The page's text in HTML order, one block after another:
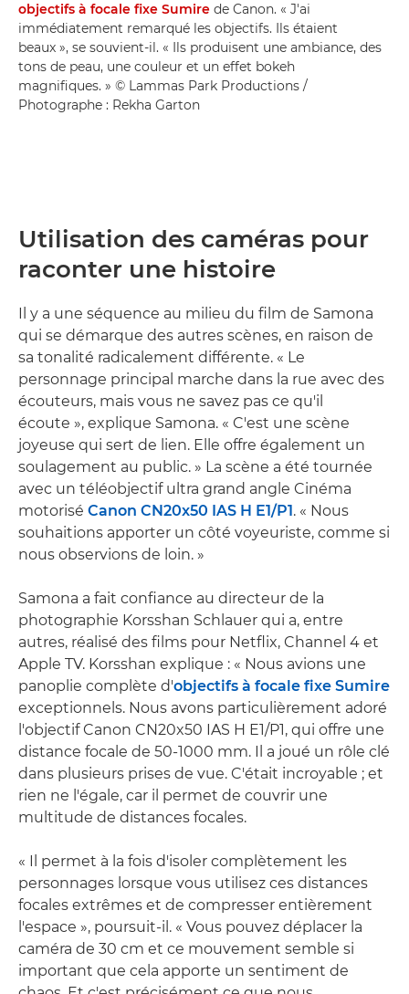
objectifs à focale fixe Sumire de Canon. « J'ai
immédiatement remarqué les objectifs. Ils étaient
beaux », se souvient-il. « Ils produisent une ambiance, des
tons de peau, une couleur et un effet bokeh
magnifiques. » © Lammas Park Productions /
Photographe : Rekha Garton
Utilisation des caméras pour
raconter une histoire
Il y a une séquence au milieu du film de Samona
qui se démarque des autres scènes, en raison de
sa tonalité radicalement différente. « Le
personnage principal marche dans la rue avec des
écouteurs, mais vous ne savez pas ce qu'il
écoute », explique Samona. « C'est une scène
joyeuse qui sert de lien. Elle offre également un
soulagement au public. » La scène a été tournée
avec un téléobjectif ultra grand angle Cinéma
motorisé Canon CN20x50 IAS H E1/P1 . « Nous
souhaitions apporter un côté voyeuriste, comme si
nous observions de loin. »
Samona a fait confiance au directeur de la
photographie Korsshan Schlauer qui a, entre
autres, réalisé des films pour Netflix, Channel 4 et
Apple TV. Korsshan explique : « Nous avions une
panoplie complète d'objectifs à focale fixe Sumire
exceptionnels. Nous avons particulièrement adoré
l'objectif Canon CN20x50 IAS H E1/P1, qui offre une
distance focale de 50-1000 mm. Il a joué un rôle clé
dans plusieurs prises de vue. C'était incroyable ; et
rien ne l'égale, car il permet de couvrir une
multitude de distances focales.
« Il permet à la fois d'isoler complètement les
personnages lorsque vous utilisez ces distances
focales extrêmes et de compresser entièrement
l'espace », poursuit-il. « Vous pouvez déplacer la
caméra de 30 cm et ce mouvement semble si
important que cela apporte un sentiment de